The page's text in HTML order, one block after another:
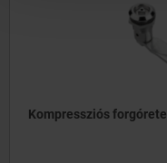
Kompressziós